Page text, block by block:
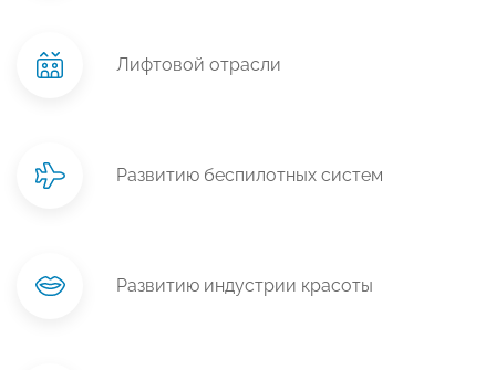
Лифтовой отрасли
Развитию беспилотных систем
Развитию индустрии красоты